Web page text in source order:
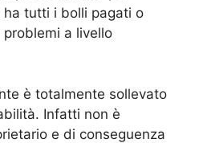
tutti i bolli pagati o
a livello
è totalmente sollevato
Infatti non è
e di conseguenza